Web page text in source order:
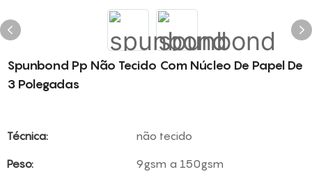
Spunbond Pp Não Tecido Com Núcleo De Papel De
3 Polegadas
Técnica:
não tecido
Peso:
9gsm a 150gsm